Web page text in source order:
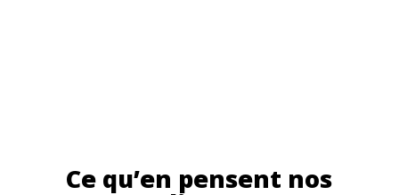
Ce qu’en pensent nos